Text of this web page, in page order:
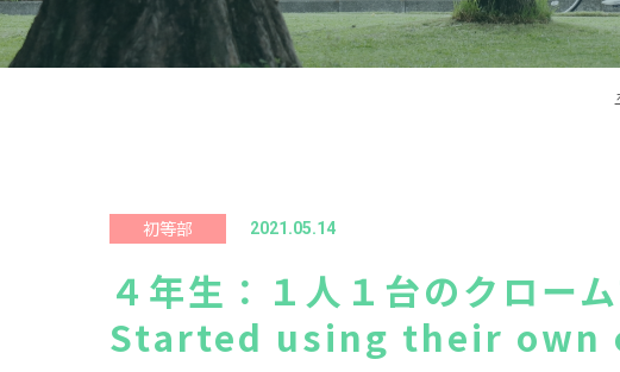
2021.05.14
初等部
４年生：１人１台のクロ
Started using their own